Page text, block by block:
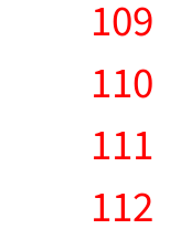
109
110
111
112